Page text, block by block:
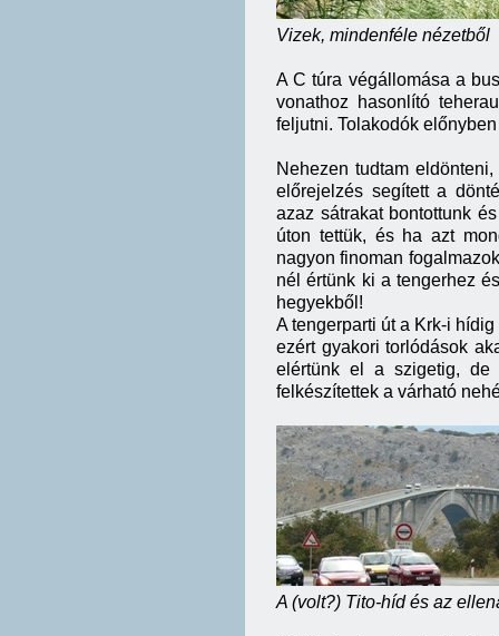
Vizek, mindenféle nézetből
A C túra végállomása a
vonathoz hasonlító
feljutni. Tolakodók előnyben
Nehezen tudtam
előrejelzés segített a
azaz sátrakat bontottunk
úton tettük, és ha azt
nagyon finoman
nél értünk ki a tengerhez
hegyekből!
A tengerparti út a Krk-i
ezért gyakori torlódások
elértünk el a szigetig, de
felkészítettek a várható
A (volt?) Tito-híd és az